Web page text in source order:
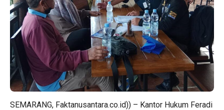
SEMARANG, Faktanusantara.co.id)) – Kantor Hukum Feradi